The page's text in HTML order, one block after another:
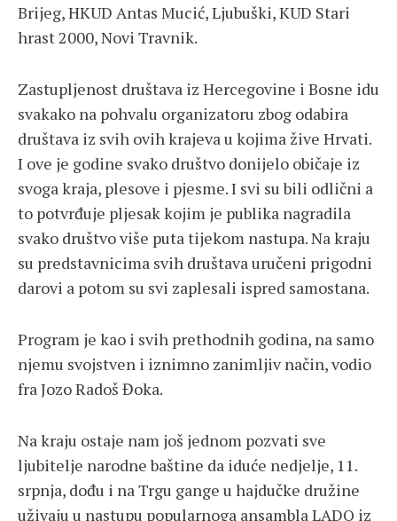
Brijeg, HKUD Antas Mucić, Ljubuški, KUD Stari
hrast 2000, Novi Travnik.
Zastupljenost društava iz Hercegovine i Bosne idu
svakako na pohvalu organizatoru zbog odabira
društava iz svih ovih krajeva u kojima žive Hrvati.
I ove je godine svako društvo donijelo običaje iz
svoga kraja, plesove i pjesme. I svi su bili odlični a
to potvrđuje pljesak kojim je publika nagradila
svako društvo više puta tijekom nastupa. Na kraju
su predstavnicima svih društava uručeni prigodni
darovi a potom su svi zaplesali ispred samostana.
Program je kao i svih prethodnih godina, na samo
njemu svojstven i iznimno zanimljiv način, vodio
fra Jozo Radoš Đoka.
Na kraju ostaje nam još jednom pozvati sve
ljubitelje narodne baštine da iduće nedjelje, 11.
srpnja, dođu i na Trgu gange u hajdučke družine
uživaju u nastupu popularnoga ansambla LADO iz